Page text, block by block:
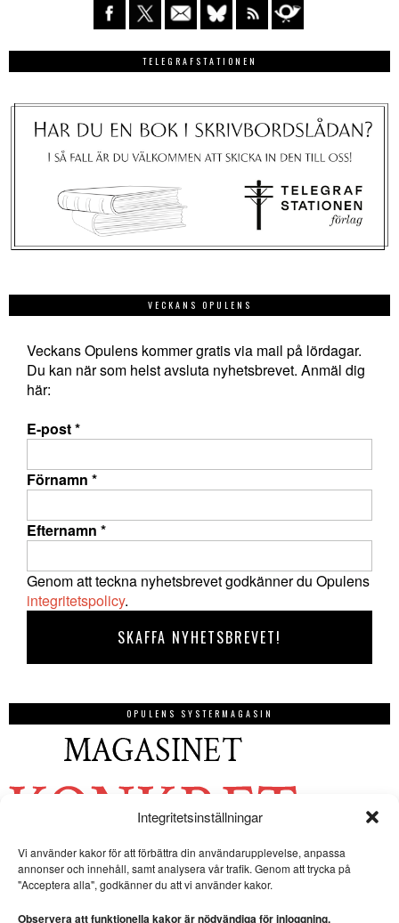
Integritetsinställningar
Vi använder kakor för att förbättra din användarupplevelse, anpassa
annonser och innehåll, samt analysera vår trafik. Genom att trycka på
"Acceptera alla", godkänner du att vi använder kakor.
Observera att funktionella kakor är nödvändiga för inloggning.
TELEGRAFSTATIONEN
VECKANS OPULENS
Veckans Opulens kommer gratis via mail på lördagar.
Du kan när som helst avsluta nyhetsbrevet. Anmäl dig
här:
E-post*
Förnamn *
Efternamn *
Genom att teckna nyhetsbrevet godkänner du Opulens
integritetspolicy.
OPULENS SYSTERMAGASIN